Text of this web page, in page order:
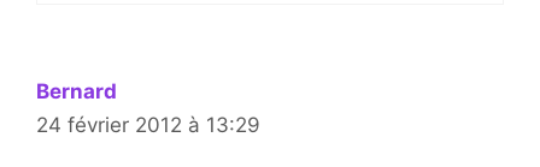
Bernard
24 février 2012 à 13:29